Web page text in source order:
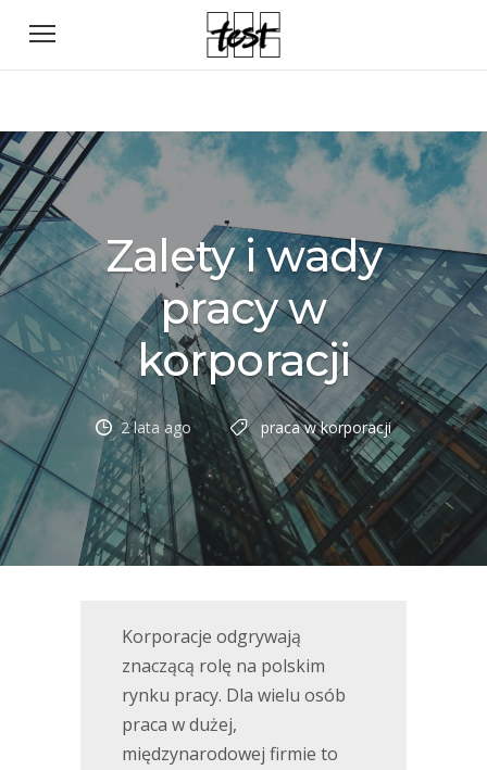
Zalety i wady
pracy w
korporacji
2 lata ago praca w korporacji
Korporacje odgrywają
znaczącą rolę na polskim
rynku pracy. Dla wielu osób
praca w dużej,
międzynarodowej firmie to